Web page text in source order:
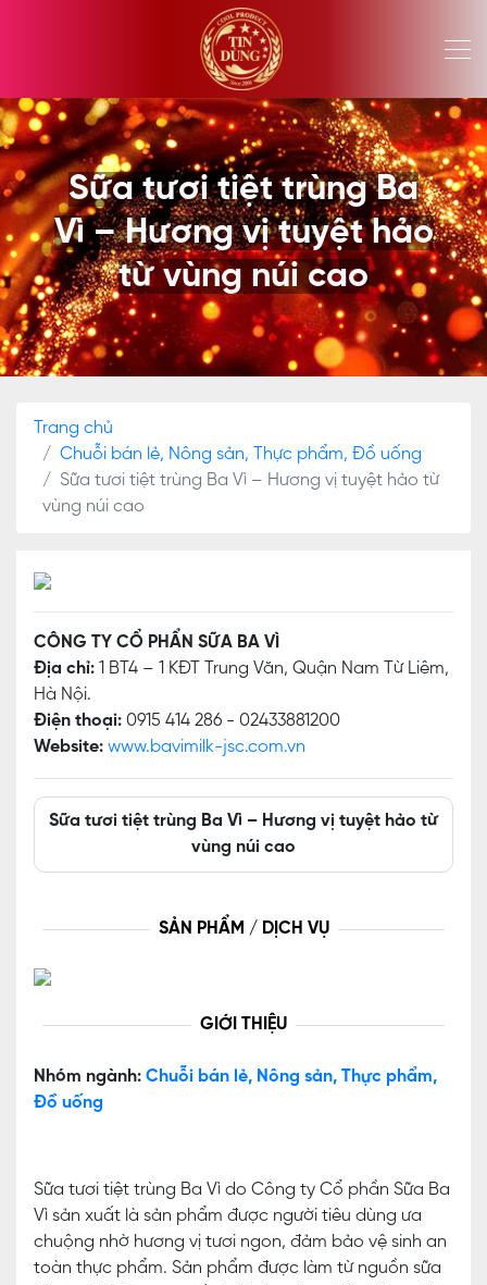
Sữa tươi tiệt trùng Ba
Vì – Hương vị tuyệt hảo
từ vùng núi cao
Trang chủ
Chuỗi bán lẻ, Nông sản, Thực phẩm, Đồ uống
Sữa tươi tiệt trùng Ba Vì – Hương vị tuyệt hảo từ
vùng núi cao
CÔNG TY CỔ PHẨN SỮA BA VÌ
Địa chỉ: 1 BT4 – 1 KĐT Trung Văn, Quận Nam Từ Liêm,
Hà Nội.
Điện thoại: 0915 414 286 - 02433881200
Website: www.bavimilk-jsc.com.vn
Sữa tươi tiệt trùng Ba Vì – Hương vị tuyệt hảo từ
vùng núi cao
SẢN PHẨM / DỊCH VỤ
GIỚI THIỆU
Nhóm ngành: Chuỗi bán lẻ, Nông sản, Thực phẩm,
Đồ uống
Sữa tươi tiệt trùng Ba Vì do Công ty Cổ phần Sữa Ba
Vì sản xuất là sản phẩm được người tiêu dùng ưa
chuộng nhờ hương vị tươi ngon, đảm bảo vệ sinh an
toàn thực phẩm. Sản phẩm được làm từ nguồn sữa